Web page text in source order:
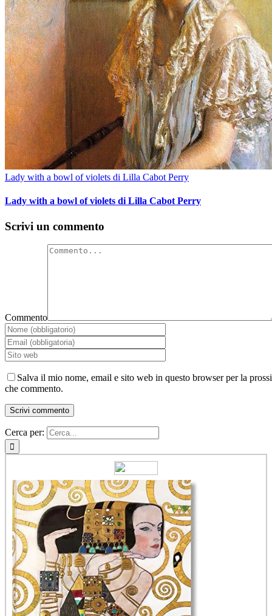
Lady with a bowl of violets di Lilla Cabot Perry
Lady with a bowl of violets di Lilla Cabot Perry
Scrivi un commento
Commento
Salva il mio nome, email e sito web in questo browser per la
che commento.
Cerca per: